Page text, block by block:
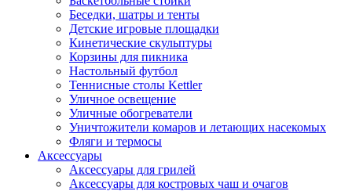
Беседки, шатры и тенты
Детские игровые площадки
Кинетические скульптуры
Корзины для пикника
Настольный футбол
Теннисные столы Kettler
Уличное освещение
Уличные обогреватели
Уничтожители комаров и летающих насекомых
Фляги и термосы
Аксессуары
Аксессуары для грилей
Аксессуары для костровых чаш и очагов